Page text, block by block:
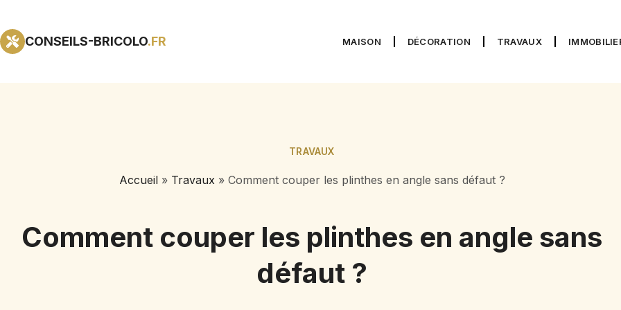
CONSEILS-BRICOLO.FR MAISON DÉCORATION TRAVAUX
TRAVAUX
Accueil» Travaux» Comment couper les plinthes en angle sans défaut ?
Comment couper les plinthes en angle sans
défaut ?